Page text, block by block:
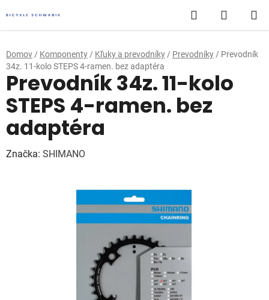
na
obsah
Hľadať
KOŠÍK
Domov / Komponenty / Kľuky a prevodníky / Prevodníky / Prevodník
34z. 11-kolo STEPS 4-ramen. bez adaptéra
Prevodník 34z. 11-kolo
STEPS 4-ramen. bez
adaptéra
Značka: SHIMANO